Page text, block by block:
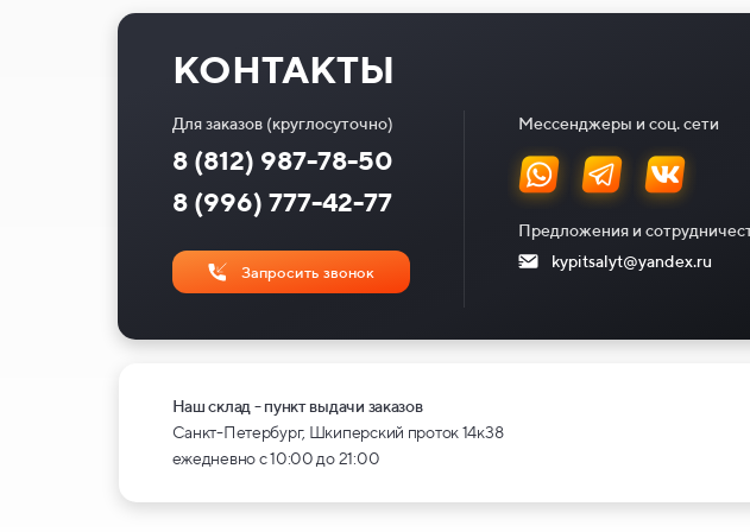
КОНТАКТЫ
Для заказов (круглосуточно)
8 (996) 777-42-77
8 (812) 987-78-50
Запросить звонок
Мессенджеры и соц. сети
Предложения и
kypitsalyt@yandex.ru
Наш склад - пункт выдачи заказов
Санкт-Петербург, Шкиперский проток 14к38
ежедневно с 10:00 до 21:00